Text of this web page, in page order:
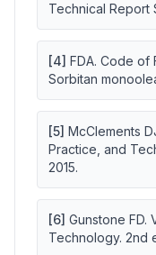
Technical Report
[4] FDA. Code of
Sorbitan
[5] McClements
Practice, and
2015.
[6] Gunstone FD.
Technology. 2nd